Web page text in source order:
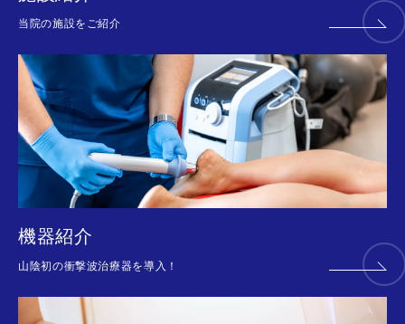
当院の施設をご紹介
機器紹介
山陰初の衝撃波治療器を導入！